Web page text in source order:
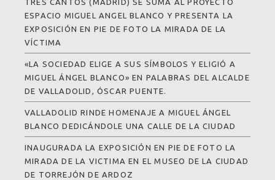
TRES CANTOS (MADRID) SE SUMA AL PROYECTO
ESPACIO MIGUEL ANGEL BLANCO Y PRESENTA LA
EXPOSICIÓN EN PIE DE FOTO LA MIRADA DE LA
VÍCTIMA
«LA SOCIEDAD ELIGE A SUS SÍMBOLOS Y ELIGIÓ A
MIGUEL ÁNGEL BLANCO» EN PALABRAS DEL ALCALDE
DE VALLADOLID, ÓSCAR PUENTE.
VALLADOLID RINDE HOMENAJE A MIGUEL ÁNGEL
BLANCO DEDICÁNDOLE UNA CALLE DE LA CIUDAD
INAUGURADA LA EXPOSICIÓN EN PIE DE FOTO LA
MIRADA DE LA VICTIMA EN EL MUSEO DE LA CIUDAD
DE TORREJÓN DE ARDOZ